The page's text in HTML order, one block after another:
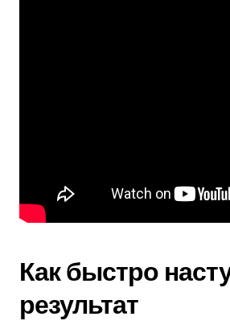
Как быстро
результат